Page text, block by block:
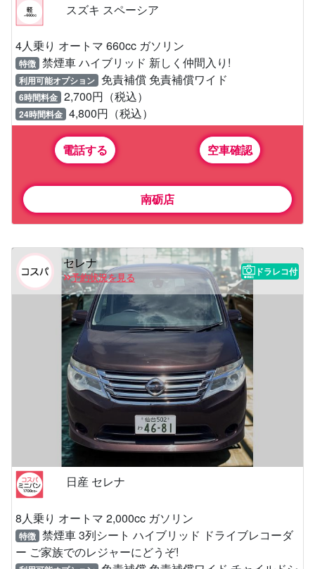
スズキ スペーシア
4人乗り オートマ 660cc ガソリン
特徴 禁煙車 ハイブリッド 新しく仲間入り!
利用可能オプション 免責補償 免責補償ワイド
6時間料金 2,700円（税込）
24時間料金 4,800円（税込）
電話する 空車確認
南砺店
セレナ
予約状況を見る
ドラレコ付
日産 セレナ
8人乗り オートマ 2,000cc ガソリン
特徴 禁煙車 3列シート ハイブリッド ドライブレコーダ
ー ご家族でのレジャーにどうぞ!